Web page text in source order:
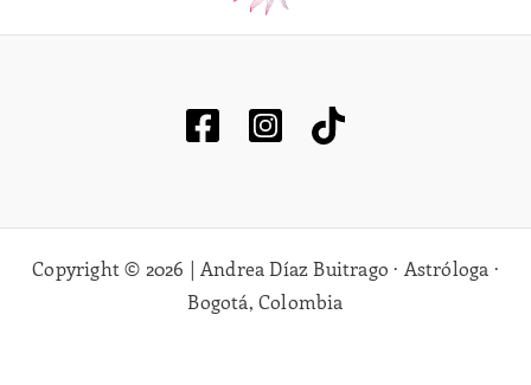
Copyright © 2026 | Andrea Díaz Buitrago · Astróloga ·
Bogotá, Colombia